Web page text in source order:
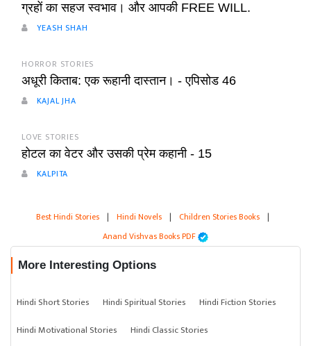
ग्रहों का सहज स्वभाव। और आपकी FREE WILL.
YEASH SHAH
HORROR STORIES
अधूरी किताब: एक रूहानी दास्तान। - एपिसोड 46
KAJAL JHA
LOVE STORIES
होटल का वेटर और उसकी प्रेम कहानी - 15
KALPITA
Best Hindi Stories | Hindi Novels | Children Stories Books |
Anand Vishvas Books PDF
More Interesting Options
Hindi Short Stories Hindi Spiritual Stories
Hindi Fiction Stories
Hindi Motivational Stories
Hindi Classic Stories